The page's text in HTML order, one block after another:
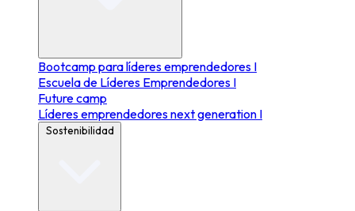
Bootcamp para líderes emprendedores I
Escuela de Líderes Emprendedores I
Future camp
Líderes emprendedores next generation I
Sostenibilidad